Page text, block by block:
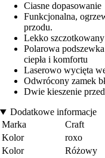
Ciasne dopasowanie
Funkcjonalna,
przodu.
Lekko
Polarowa
ciepła i komfortu
Laserowo wycięta
Odwrócony zamek
Dwie kieszenie
Dodatkowe informacje
Marka
Craft
Kolor
roxo
Kolor
Różowy